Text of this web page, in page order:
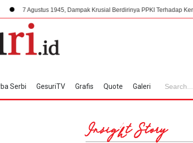
1945, Dampak Krusial Berdirinya PPKI Terhadap Kemerdekaan
Serbi GesuriTV Grafis Quote Galeri
Insight Story